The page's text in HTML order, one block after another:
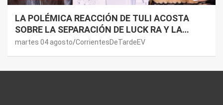
LA POLÉMICA REACCIÓN DE TULI ACOSTA
SOBRE LA SEPARACIÓN DE LUCK RA Y LA
JOAQUI: “¿MI VERDAD?”
martes 04 agosto CorrientesDeTardeEV